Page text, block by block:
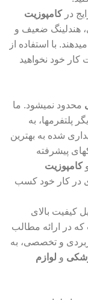
درکامپوزیت
هندلینگ ضعیف و
با استفاده از
کار خود نخواهید
محدود نمیشود. ما
پلتفرمها، به
شده به بهترین
پیشرفته
کامپوزیت
در کار خود کسب
کیفیت بالای
در ارائه مطالب
و تخصصی، به
و لوازم